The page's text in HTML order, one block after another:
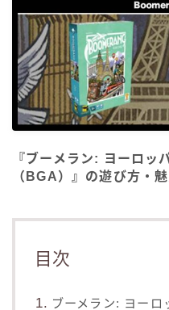
『ブーメラン: ヨーロ
（BGA）』の遊び方・
目次
ブーメラン: ヨー